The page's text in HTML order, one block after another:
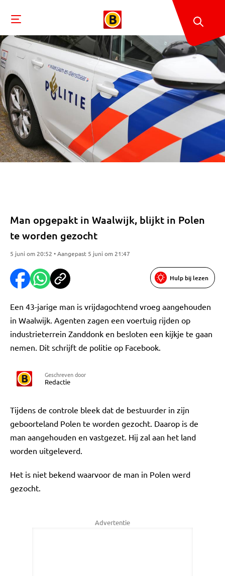
Man opgepakt in Waalwijk, blijkt in Polen
te worden gezocht
5 juni om 20:52 • Aangepast 5 juni om 21:47
Hulp bij lezen
Een 43-jarige man is vrijdagochtend vroeg aangehouden
in Waalwijk. Agenten zagen een voertuig rijden op
industrieterrein Zanddonk en besloten een kijkje te gaan
nemen. Dit schrijft de politie op Facebook.
Geschreven door
Redactie
Tijdens de controle bleek dat de bestuurder in zijn
geboorteland Polen te worden gezocht. Daarop is de
man aangehouden en vastgezet. Hij zal aan het land
worden uitgeleverd.
Het is niet bekend waarvoor de man in Polen werd
gezocht.
Advertentie